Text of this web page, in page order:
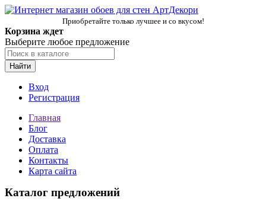
Приобретайте только лучшее и со вкусом!
Корзина ждет
Выберите любое предложение
Найти
Вход
Регистрация
Главная
Блог
Доставка
Оплата
Контакты
Карта сайта
Каталог предложений